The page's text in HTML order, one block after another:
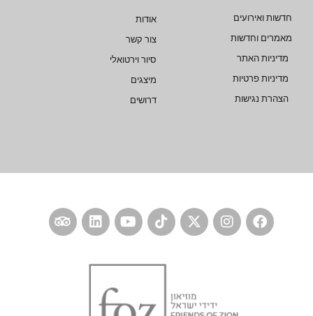
חדשות ואירועים
מאמרים וחדשות
מדיניות האתר
מדיניות פרטיות
הצהרת נגישות
אודות
צור קשר
סיור וירטואלי
מיצגים
דרושים